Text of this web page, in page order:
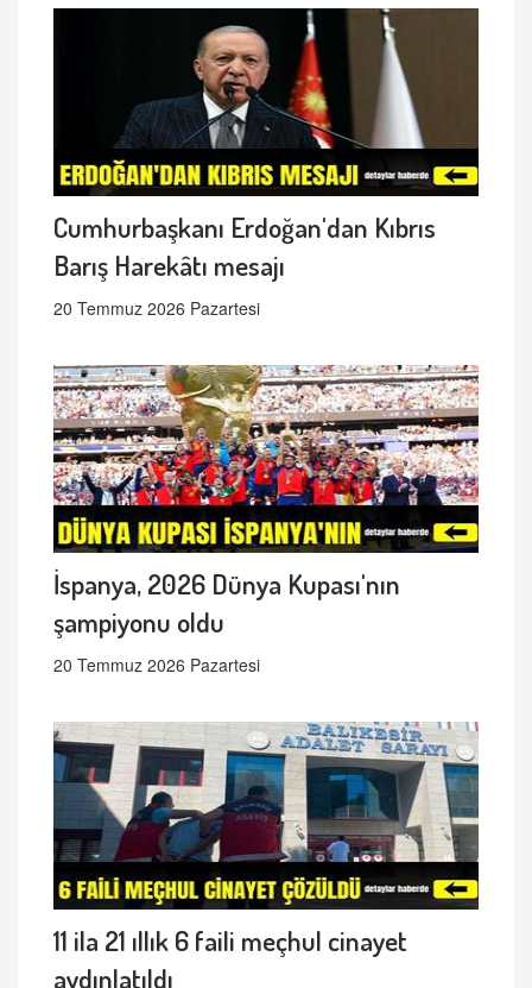
Cumhurbaşkanı Erdoğan'dan Kıbrıs
Barış Harekâtı mesajı
20 Temmuz 2026 Pazartesi
İspanya, 2026 Dünya Kupası'nın
şampiyonu oldu
20 Temmuz 2026 Pazartesi
11 ila 21 ıllık 6 faili meçhul cinayet
aydınlatıldı